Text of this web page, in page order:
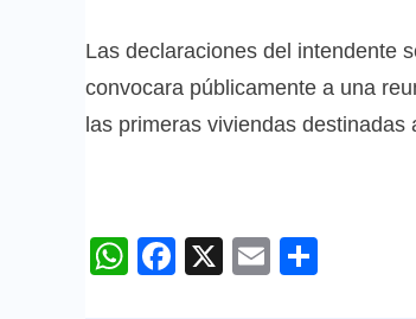
Las declaraciones del intendente
convocara públicamente a una
las primeras viviendas
WhatsApp
Facebook
X Email